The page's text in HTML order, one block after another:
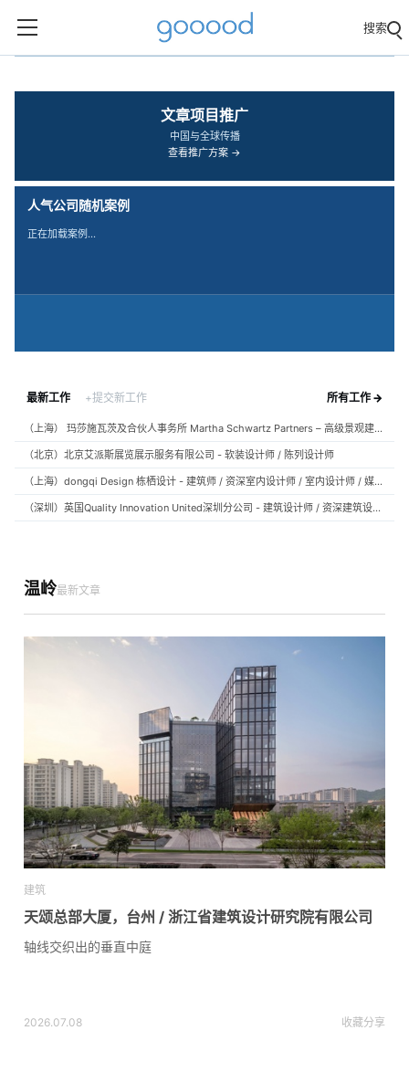
搜索
文章项目推广
中国与全球传播
查看推广方案 →
人气公司随机案例
正在加载案例…
最新工作 +提交新工作 所有工作 →
（上海） 玛莎施瓦茨及合伙人事务所 Martha Schwartz Partners – 高级景观建筑师 Senior Landscape Designer / 景观建筑师 Landscape Designer
（北京）北京艾派斯展览展示服务有限公司 - 软装设计师 / 陈列设计师
（上海）dongqi Design 栋栖设计 - 建筑师 / 资深室内设计师 / 室内设计师 / 媒体及公共关系主管 / 设计实习生（常年招聘）
（深圳）英国Quality Innovation United深圳分公司 - 建筑设计师 / 资深建筑设计师 / 室内设计师 / 设计实习生
温岭最新文章
建筑
天颂总部大厦，台州 / 浙江省建筑设计研究院有限公司
轴线交织出的垂直中庭
2026.07.08 收藏分享